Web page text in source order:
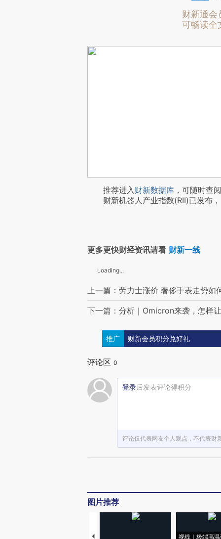
财新通会
可畅读全
推荐进入财新数据库 ，可随时查
财新机器人产业指数(RII)已发布，
更多更快财经资讯请看 财新一线
Loading...
上一篇：劳力士涨价 奢侈手表走势如
下一篇：分析｜Omicron来袭，怎样
推广 财新会员积分兑好礼
评论区 0
登录后发表评论得积分
评论仅代表网友个人观点，不代表财
图片推荐
视线｜极端高